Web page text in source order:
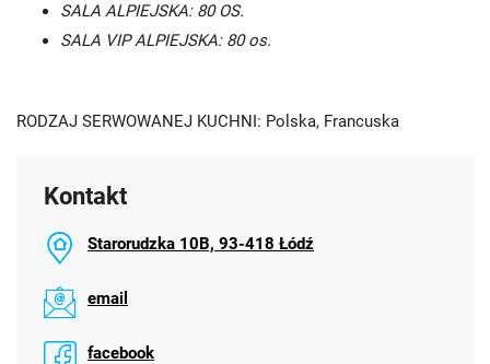
SALA ALPIEJSKA: 80 OS.
SALA VIP ALPIEJSKA: 80 os.
RODZAJ SERWOWANEJ KUCHNI: Polska, Francuska
Kontakt
Starorudzka 10B, 93-418 Łódź
email
facebook